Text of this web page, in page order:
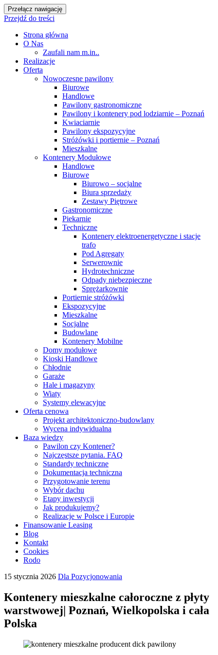
Przełącz nawigację
Przejdź do treści
Strona główna
O Nas
Zaufali nam m.in..
Realizacje
Oferta
Nowoczesne pawilony
Biurowe
Handlowe
Pawilony gastronomiczne
Pawilony i kontenery pod lodziarnie – Poznań
Kwiaciarnie
Pawilony ekspozycyjne
Stróżówki i portiernie – Poznań
Mieszkalne
Kontenery Modułowe
Handlowe
Biurowe
Biurowo – socjalne
Biura sprzedaży
Zestawy Piętrowe
Gastronomiczne
Piekarnie
Techniczne
Kontenery elektroenergetyczne i stacje
trafo
Pod Agregaty
Serwerownie
Hydrotechniczne
Odpady niebezpieczne
Sprężarkownie
Portiernie stróżówki
Ekspozycyjne
Mieszkalne
Socjalne
Budowlane
Kontenery Mobilne
Domy modułowe
Kioski Handlowe
Chłodnie
Garaże
Hale i magazyny
Wiaty
Systemy elewacyjne
Oferta cenowa
Projekt architektoniczno-budowlany
Wycena indywidualna
Baza wiedzy
Pawilon czy Kontener?
Najczęstsze pytania. FAQ
Standardy techniczne
Dokumentacja techniczna
Przygotowanie terenu
Wybór dachu
Etapy inwestycji
Jak produkujemy?
Realizacje w Polsce i Europie
Finansowanie Leasing
Blog
Kontakt
Cookies
Rodo
15 stycznia 2026 Dla Pozycjonowania
Kontenery mieszkalne całoroczne z płyty
warstwowej| Poznań, Wielkopolska i cała
Polska